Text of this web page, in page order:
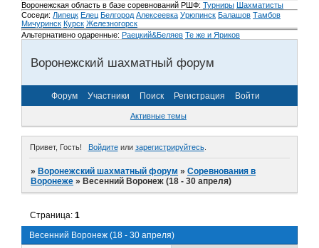
Воронежская область в базе соревнований РШФ: Турниры Шахматисты
Соседи: Липецк Елец Белгород Алексеевка Урюпинск Балашов Тамбов
Мичуринск Курск Железногорск
Альтернативно одаренные: Раецкий&Беляев Те же и Яриков
Воронежский шахматный форум
Форум Участники Поиск Регистрация Войти
Активные темы
Привет, Гость! Войдитеили зарегистрируйтесь.
»Воронежский шахматный форум »Соревнования в
Воронеже »Весенний Воронеж (18 - 30 апреля)
Весенний Воронеж (18 - 30 апреля)
Страница:1